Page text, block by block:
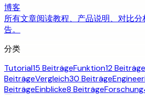
博客
所有文章阅读教程、产品说明、对比
告。
分类
Tutorial15 BeiträgeFunktion12 Beiträge
BeiträgeVergleich30 Beiträge
BeiträgeEinblicke8 BeiträgeForschung